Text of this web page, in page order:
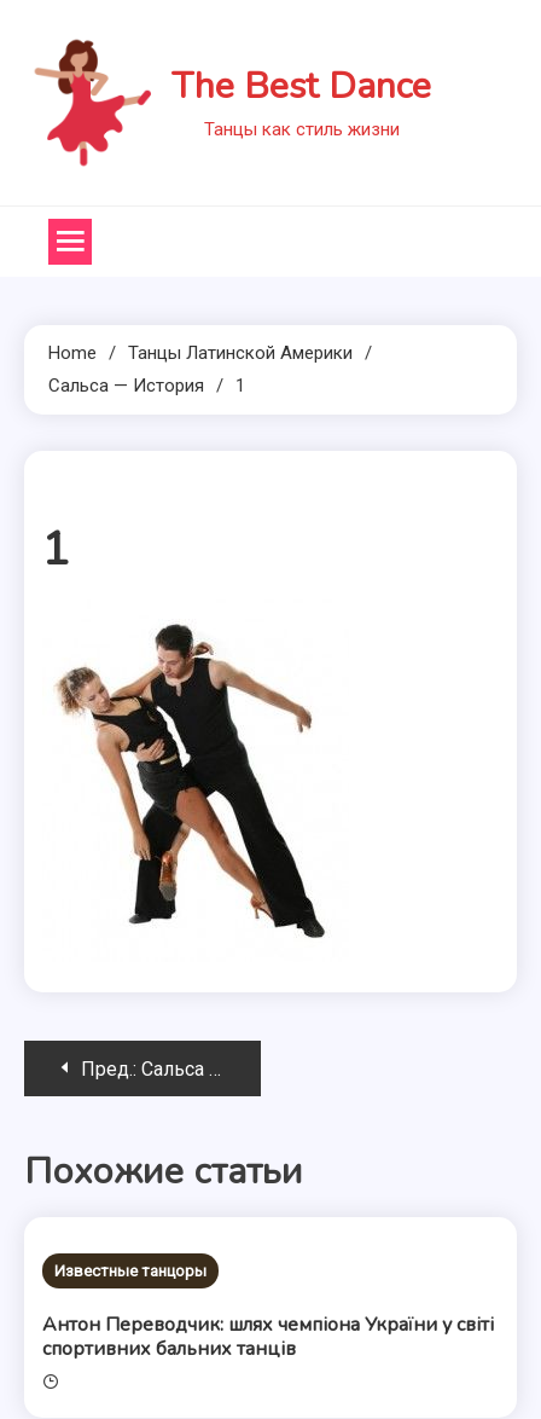
content
The Best Dance
Танцы как стиль жизни
Home
Танцы Латинской Америки
Сальса — История
1
1
Навигация
записям
Пред.: Сальса — история
Похожие статьи
Известные танцоры
Антон Переводчик: шлях чемпіона України у світі
спортивних бальних танців